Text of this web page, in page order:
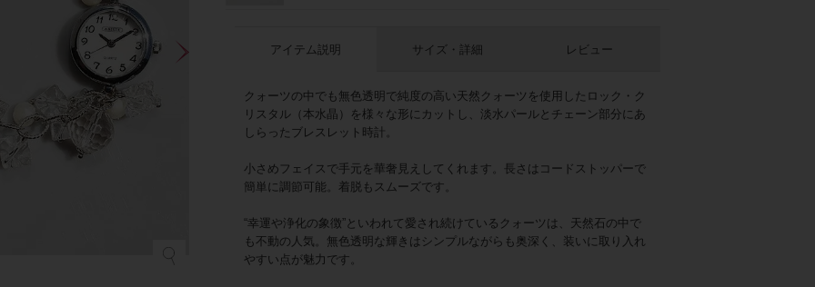
アイテム説明
クォーツの中でも無色透明で純度の高い天然クォーツを使用したロック・ク
リスタル（本水晶）を様々な形にカットし、淡水パールとチェーン部分にあ
しらったブレスレット時計。
小さめフェイスで手元を華奢見えしてくれます。長さはコードストッパーで
簡単に調節可能。着脱もスムーズです。
“幸運や浄化の象徴”といわれて愛され続けているクォーツは、天然石の中で
も不動の人気。無色透明な輝きはシンプルながらも奥深く、装いに取り入れ
やすい点が魅力です。
サイズ・詳細 レビュー